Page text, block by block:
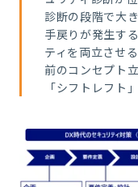
診断の段階で大
手戻りが発生す
ティを両立させ
前のコンセプト
「シフトレフト